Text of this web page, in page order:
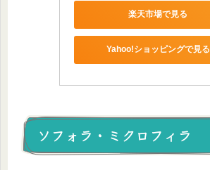
楽天市場で見る
Yahoo!ショッピングで見る
ソフォラ・ミクロフィラ